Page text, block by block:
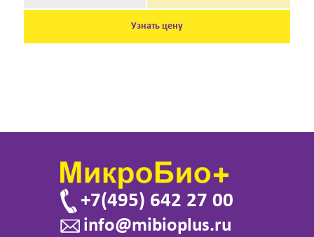
Узнать цену
+7(495) 642 27 00
info@mibioplus.ru